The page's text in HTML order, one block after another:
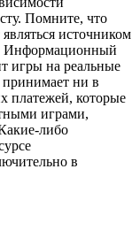
Помните, что
источником
Информационный
игры на реальные
принимает ни в
платежей, которые
играми,
либо
в